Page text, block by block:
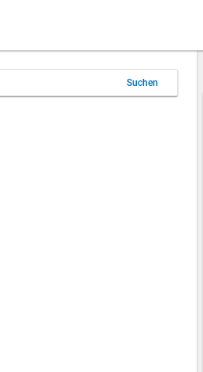
Suchen